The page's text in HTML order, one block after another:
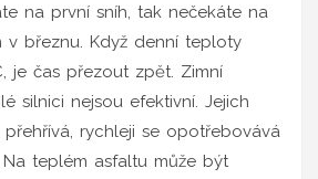
na první sníh, tak nečekáte na
v březnu. Když denní teploty
je čas přezout zpět. Zimní
silnici nejsou efektivní. Jejich
přehřívá, rychleji se opotřebovává
teplém asfaltu může být